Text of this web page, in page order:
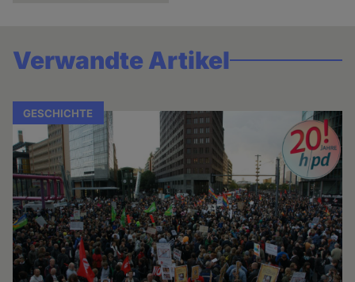
Verwandte Artikel
GESCHICHTE